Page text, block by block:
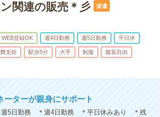
関連の販売＊彡 派遣
WEB登録OK 週4日勤務 週5日勤務 平日休
支給 駅歩5分 大手 制服 服装自由
ーターが親身にサポート
5日勤務 ＊週4日勤務 ＊平日休みあり ＊残